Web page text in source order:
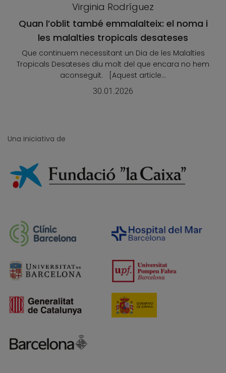
Virginia Rodríguez
Quan l’oblit també emmalalteix: el noma i
les malalties tropicals desateses
Que continuem necessitant un Dia de les Malalties
Tropicals Desateses diu molt del que encara no hem
aconseguit. [Aquest article...
30.01.2026
Una iniciativa de